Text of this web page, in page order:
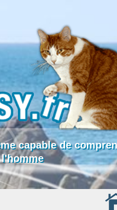
capable de